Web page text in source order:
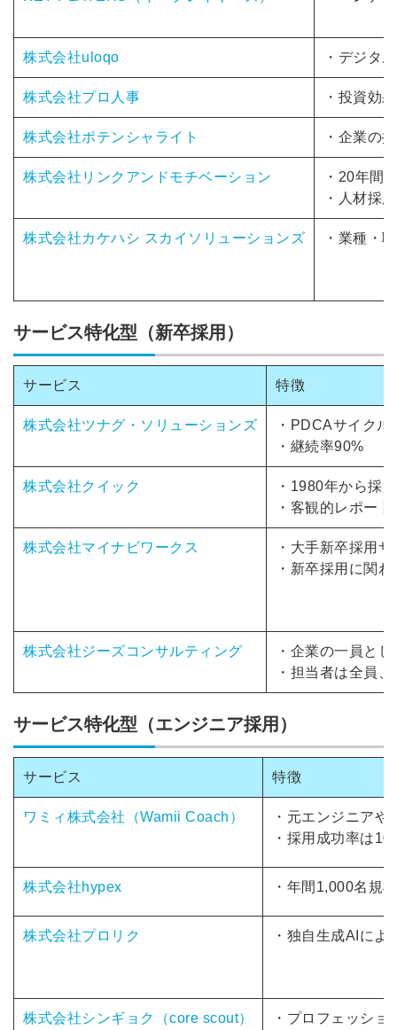
株式会社uloqo ・デジタ
株式会社プロ人事 ・投資効
株式会社ポテンシャライト ・企業の
株式会社リンクアンドモチベーション
・20年間
・人材採
株式会社カケハシ スカイソリューションズ ・業種・
サービス特化型（新卒採用）
サービス 特徴
株式会社ツナグ・ソリューションズ ・ PDCAサイクル
・継続率90%
株式会社クイック
・1980年から採
・客観的レポー
株式会社マイナビワークス ・ 大手新卒採用
・新卒採用に関
株式会社ジーズコンサルティング
・企業の一員と
・担当者は全員
サービス特化型（エンジニア採用）
サービス 特徴
ワミィ株式会社（Wamii Coach） ・ 元エンジニアや
・採用成功率は
株式会社hypex ・年間1,000名規
株式会社プロリク ・独自生成AIに
株式会社シンギョク（core scout） ・プロフェッシ